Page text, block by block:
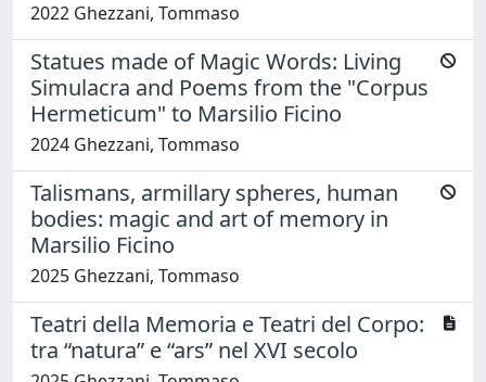
2022 Ghezzani, Tommaso
Statues made of Magic Words: Living
Simulacra and Poems from the "Corpus
Hermeticum" to Marsilio Ficino
2024 Ghezzani, Tommaso
Talismans, armillary spheres, human
bodies: magic and art of memory in
Marsilio Ficino
2025 Ghezzani, Tommaso
Teatri della Memoria e Teatri del Corpo:
tra “natura” e “ars” nel XVI secolo